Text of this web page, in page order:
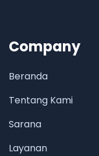
Company
Beranda
Tentang Kami
Sarana
Layanan